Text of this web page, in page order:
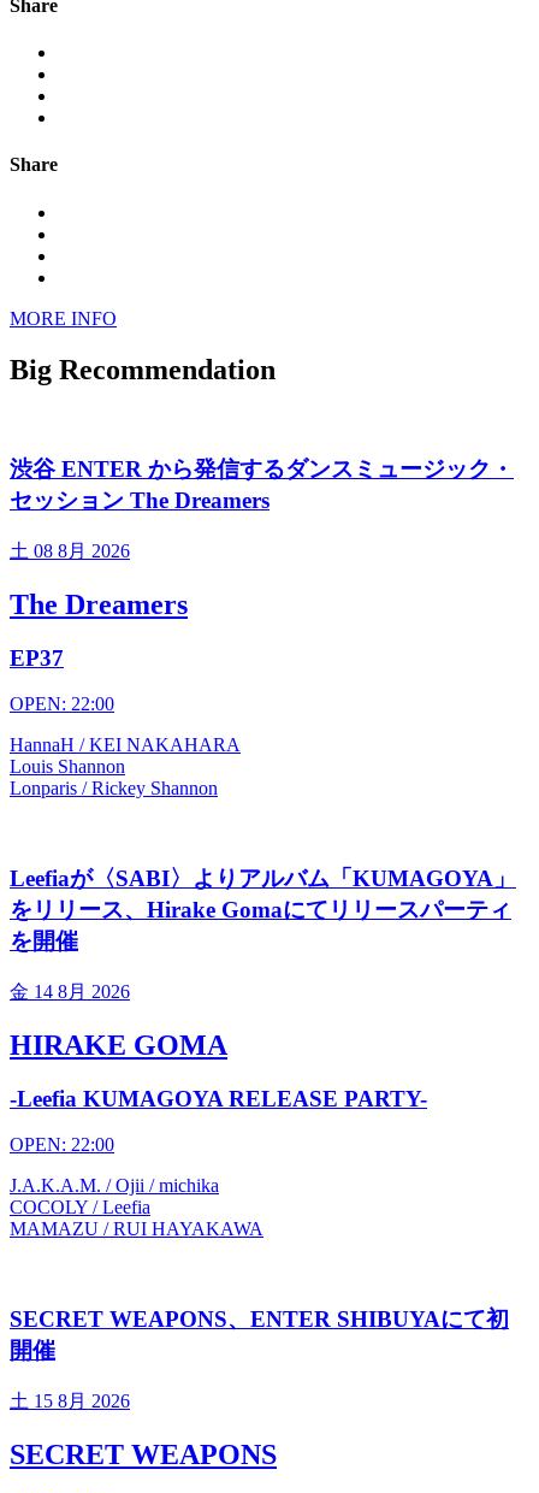
Share
Share
MORE INFO
Big Recommendation
渋谷 ENTER から発信するダンスミュージック・
セッション The Dreamers
土 08 8月 2026
The Dreamers
EP37
OPEN: 22:00
HannaH / KEI NAKAHARA
Louis Shannon
Lonparis / Rickey Shannon
Leefiaが〈SABI〉よりアルバム「KUMAGOYA」
をリリース、Hirake Gomaにてリリースパーティ
を開催
金 14 8月 2026
HIRAKE GOMA
-Leefia KUMAGOYA RELEASE PARTY-
OPEN: 22:00
J.A.K.A.M. / Ojii / michika
COCOLY / Leefia
MAMAZU / RUI HAYAKAWA
SECRET WEAPONS、ENTER SHIBUYAにて初
開催
土 15 8月 2026
SECRET WEAPONS